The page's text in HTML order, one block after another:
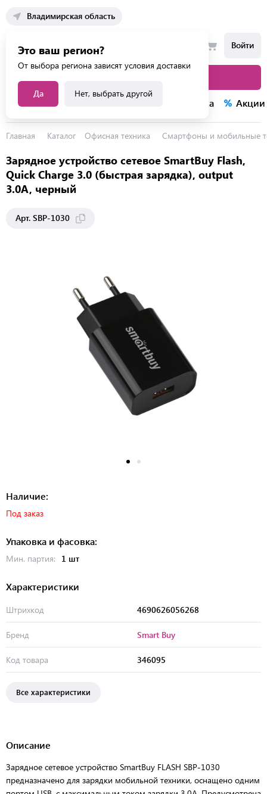
Владимирская область
Это ваш регион?
От выбора региона зависят условия доставки
Да Нет, выбрать другой
Войти
Каталог услуг Распродажа Акции
Главная Каталог Офисная техника Смартфоны и мобильные
Зарядное устройство сетевое SmartBuy Flash,
Quick Charge 3.0 (быстрая зарядка), output
3.0A, черный
Арт. SBP-1030
Наличие:
Под заказ
Упаковка и фасовка:
Мин. партия: 1 шт
Характеристики
Штрихкод 4690626056268
Бренд Smart Buy
Код товара 346095
Все характеристики
Описание
Зарядное сетевое устройство SmartBuy FLASH SBP-1030
предназначено для зарядки мобильной техники, оснащено одним